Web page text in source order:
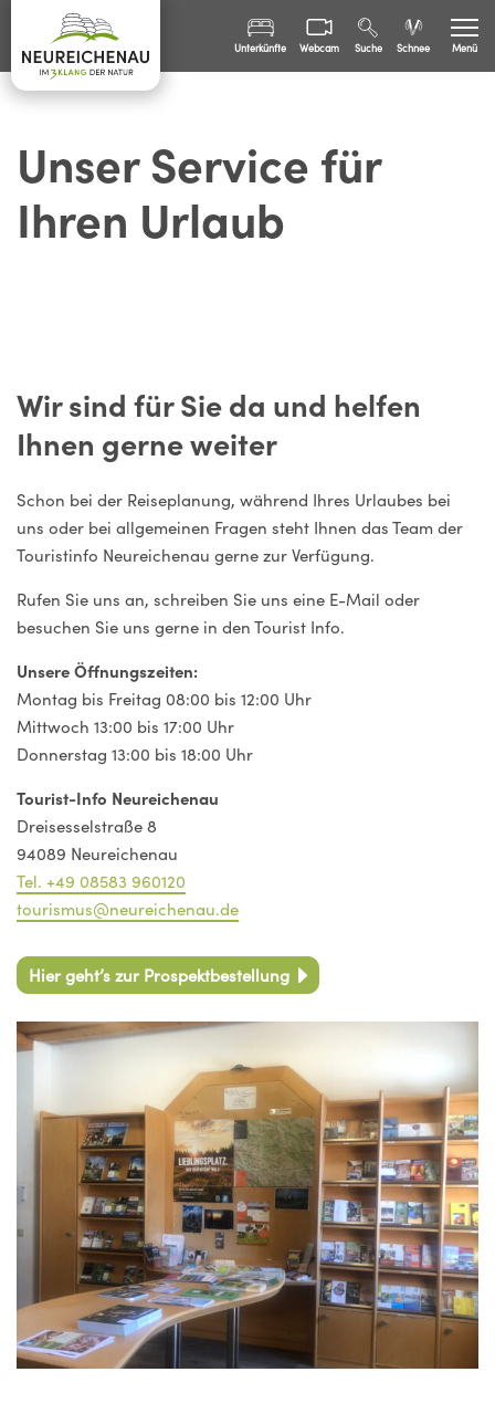
Sommer
Winter
Freizeit
Unterkünfte Webcam Suche Schnee Menü
Unser Service für
Ihren Urlaub
Wir sind für Sie da und helfen
Ihnen gerne weiter
Schon bei der Reiseplanung, während Ihres Urlaubes bei
uns oder bei allgemeinen Fragen steht Ihnen das Team der
Touristinfo Neureichenau gerne zur Verfügung.
Rufen Sie uns an, schreiben Sie uns eine E-Mail oder
besuchen Sie uns gerne in den Tourist Info.
Unsere Öffnungszeiten:
Montag bis Freitag 08:00 bis 12:00 Uhr
Mittwoch 13:00 bis 17:00 Uhr
Donnerstag 13:00 bis 18:00 Uhr
Tourist-Info Neureichenau
Dreisesselstraße 8
94089 Neureichenau
Tel. +49 08583 960120
tourismus@neureichenau.de
Hier geht’s zur Prospektbestellung